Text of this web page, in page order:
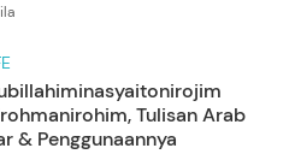
Tulisan Arab
& Penggunaannya